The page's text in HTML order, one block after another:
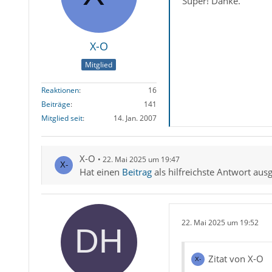
X-O
Mitglied
Reaktionen
16
Beiträge
141
Mitglied seit
14. Jan. 2007
X-O 22. Mai 2025 um 19:47
Hat einen Beitragals hilfreichste Antwort
22. Mai 2025 um 19:52
Zitat von X-O